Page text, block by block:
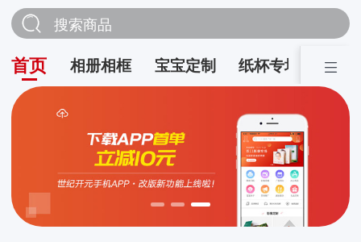
搜索商品
首页 相册相框 宝宝定制 纸杯专场 营销